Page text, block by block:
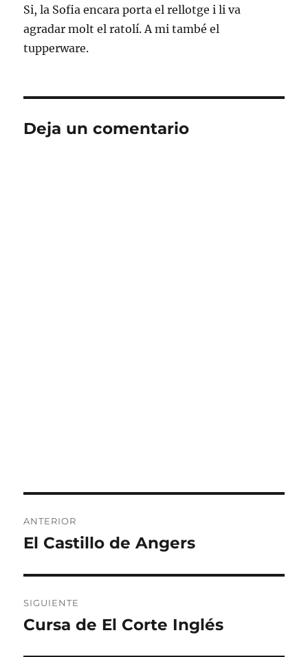
Si, la Sofia encara porta el rellotge i li va
agradar molt el ratolí. A mi també el
tupperware.
Deja un comentario
de
ANTERIOR
Entrada
El Castillo de Angers
SIGUIENTE
Entrada
Cursa de El Corte Inglés